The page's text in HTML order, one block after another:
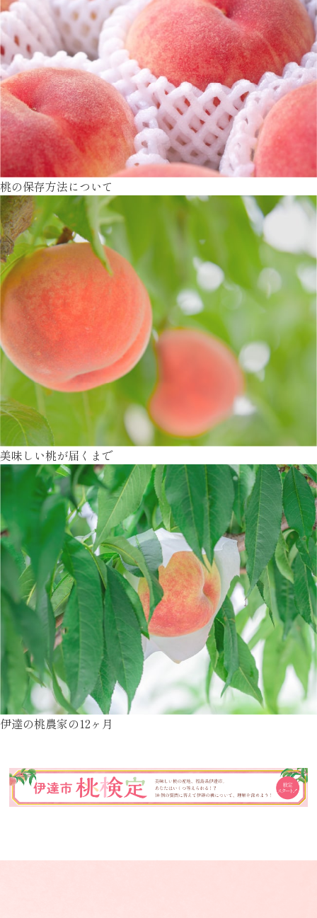
桃の保存方法について
美味しい桃が届くまで
伊達の桃農家の12ヶ月